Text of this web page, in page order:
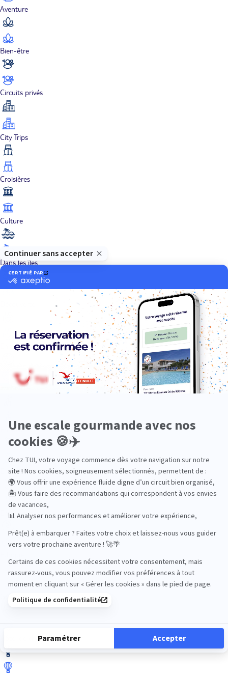
Aventure
Bien-être
Circuits privés
City Trips
Croisières
Culture
Dans les îles
En couple
En famille
En solo
En train
Entre amis
Golf
Hôtel de charme